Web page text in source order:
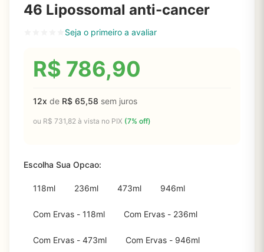
46 Lipossomal anti-cancer
Seja o primeiro a avaliar
R$ 786,90
12x de R$ 65,58 sem juros
ou R$ 731,82 à vista no PIX (7% off)
Escolha Sua Opcao:
118ml 236ml 473ml 946ml
Com Ervas - 118ml Com Ervas - 236ml
Com Ervas - 473ml Com Ervas - 946ml